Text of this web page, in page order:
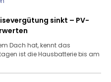
sinkt – PV-
Dach hat, kennt das
ist die Hausbatterie bis am